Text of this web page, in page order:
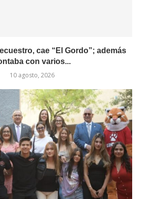
cae “El Gordo”; además
con varios...
10 agosto, 2026